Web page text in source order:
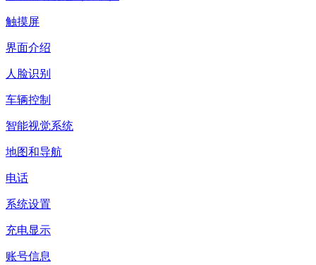
触摸屏
界面介绍
人脸识别
车辆控制
智能视觉系统
地图和导航
电话
系统设置
充电显示
账号信息